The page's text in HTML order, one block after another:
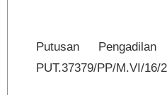
Putusan
PUT.37379/PP/M.VI/16/